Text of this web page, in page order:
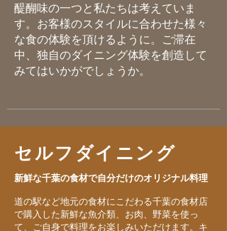
醍醐味の一つと私たちは考えていま
す。お客様のスタイルに合わせた様々
な食の体験を頂けるように。ご滞在
中、独自のダイニング体験を創造して
みてはいかがでしょうか。
セルフダイニング
新鮮な千葉の食材で自分だけのオリジナル料理
道の駅など地元の食材にこだわる千葉の食材店
で購入した新鮮な魚介類、お肉、野菜を使っ
て、ご自身で料理をお楽しみいただけます。キ